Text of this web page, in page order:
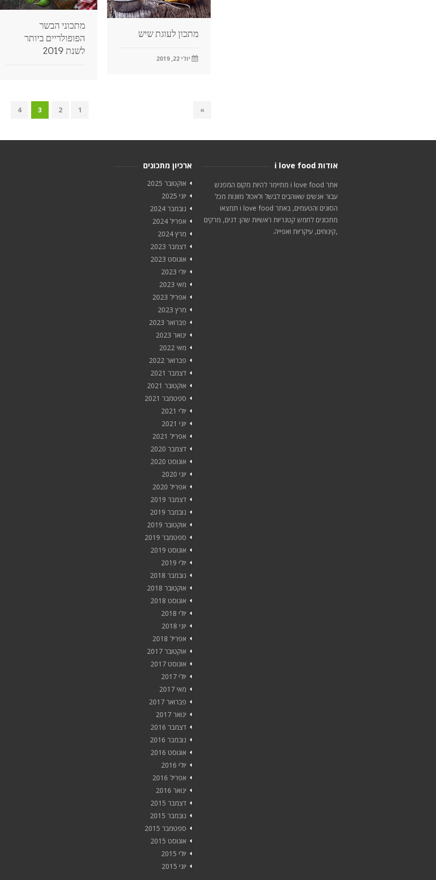
מתכוני הבשר
הפופולריים ביותר
לשנת 2019
מתכון לעוגת שיש
יולי 22, 2019
1
2
3
4 »
אודות i love food
אתר i love food מתיימר להיות מקום המפגש
עבור אנשים שאוהבים לבשל ולאכול מזונות מכל
הסוגים והטעמים, באתר i love food תמצאו
מתכונים לחמש קטגריות ראשיות שהן: דגים, מרקים
,קינוחים, עיקריות ואפייה.
ארכיון מתכונים
אוקטובר 2025
יוני 2025
נובמבר 2024
אפריל 2024
מרץ 2024
דצמבר 2023
אוגוסט 2023
יולי 2023
מאי 2023
אפריל 2023
מרץ 2023
פברואר 2023
ינואר 2023
מאי 2022
פברואר 2022
דצמבר 2021
אוקטובר 2021
ספטמבר 2021
יולי 2021
יוני 2021
אפריל 2021
דצמבר 2020
אוגוסט 2020
יוני 2020
אפריל 2020
דצמבר 2019
נובמבר 2019
אוקטובר 2019
ספטמבר 2019
אוגוסט 2019
יולי 2019
נובמבר 2018
אוקטובר 2018
אוגוסט 2018
יולי 2018
יוני 2018
אפריל 2018
אוקטובר 2017
אוגוסט 2017
יולי 2017
מאי 2017
פברואר 2017
ינואר 2017
דצמבר 2016
נובמבר 2016
אוגוסט 2016
יולי 2016
אפריל 2016
ינואר 2016
דצמבר 2015
נובמבר 2015
ספטמבר 2015
אוגוסט 2015
יולי 2015
יוני 2015